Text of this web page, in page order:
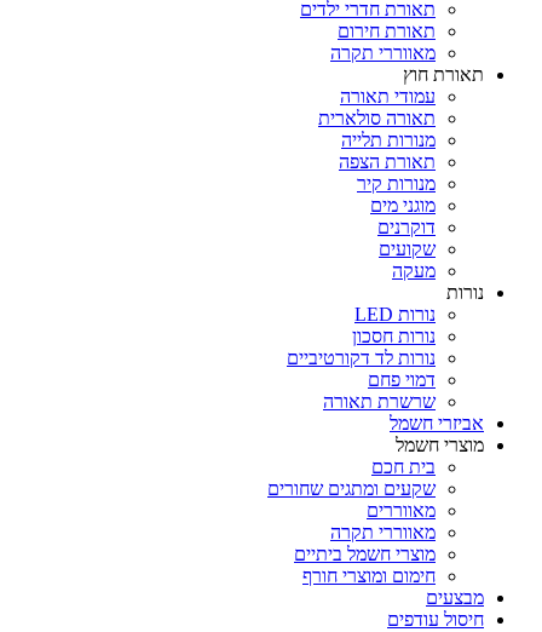
תאורת חדרי ילדים
תאורת חירום
מאווררי תקרה
תאורת חוץ
עמודי תאורה
תאורה סולארית
מנורות תלייה
תאורת הצפה
מנורות קיר
מוגני מים
דוקרנים
שקועים
מעקה
נורות
נורות LED
נורות חסכון
נורות לד דקורטיביים
דמוי פחם
שרשרת תאורה
אביזרי חשמל
מוצרי חשמל
בית חכם
שקעים ומתגים שחורים
מאווררים
מאווררי תקרה
מוצרי חשמל ביתיים
חימום ומוצרי חורף
מבצעים
חיסול עודפים